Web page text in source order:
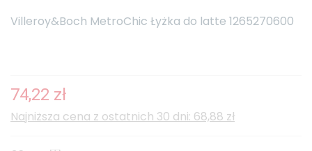
Villeroy&Boch MetroChic Łyżka do latte 1265270600
74,22 zł
Najniższa cena z ostatnich 30 dni: 68,88 zł